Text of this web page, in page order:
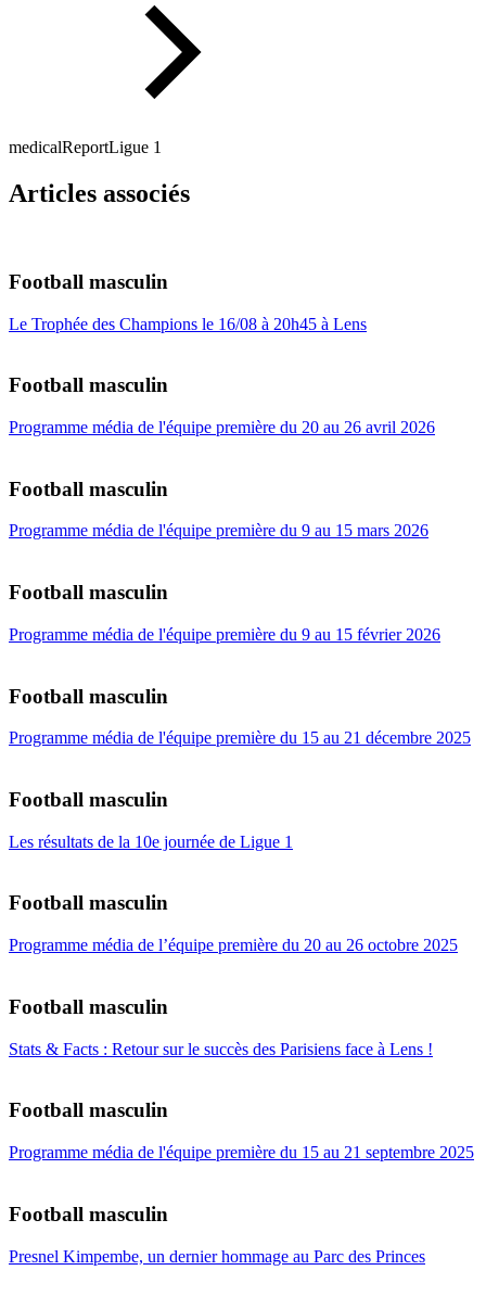
medicalReportLigue 1
Articles associés
Football masculin
Le Trophée des Champions le 16/08 à 20h45 à Lens
Football masculin
Programme média de l'équipe première du 20 au 26 avril 2026
Football masculin
Programme média de l'équipe première du 9 au 15 mars 2026
Football masculin
Programme média de l'équipe première du 9 au 15 février 2026
Football masculin
Programme média de l'équipe première du 15 au 21 décembre 2025
Football masculin
Les résultats de la 10e journée de Ligue 1
Football masculin
Programme média de l’équipe première du 20 au 26 octobre 2025
Football masculin
Stats & Facts : Retour sur le succès des Parisiens face à Lens !
Football masculin
Programme média de l'équipe première du 15 au 21 septembre 2025
Football masculin
Presnel Kimpembe, un dernier hommage au Parc des Princes